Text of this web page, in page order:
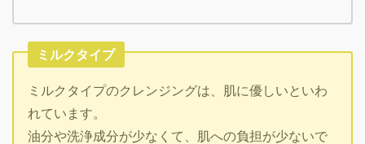
ミルクタイプ
ミルクタイプのクレンジングは、肌に優しいといわ
れています。
油分や洗浄成分が少なくて、肌への負担が少ないで